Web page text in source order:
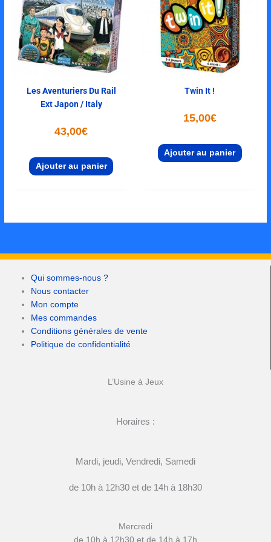
Les Aventuriers Du Rail
Ext Japon / Italy
43,00€
Ajouter au panier
Twin It !
15,00€
Ajouter au panier
Qui sommes-nous ?
Nous contacter
Mon compte
Mes commandes
Conditions générales de vente
Politique de confidentialité
L’Usine à Jeux
Horaires :
Mardi, jeudi, Vendredi, Samedi
de 10h à 12h30 et de 14h à 18h30
Mercredi
de 10h à 12h30 et de 14h à 17h